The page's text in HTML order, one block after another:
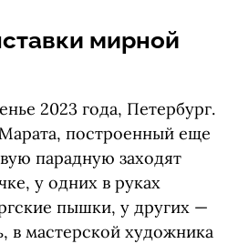
мирной
2023 года, Петербург.
построенный еще
парадную заходят
у одних в руках
пышки, у других —
в мастерской художника